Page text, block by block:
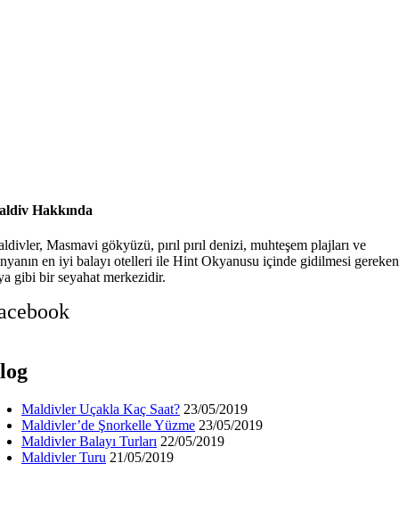
Hakkında
Masmavi gökyüzü, pırıl pırıl denizi, muhteşem plajları ve
en iyi balayı otelleri ile Hint Okyanusu içinde gidilmesi gereken
gibi bir seyahat merkezidir.
Maldivler Uçakla Kaç Saat? 23/05/2019
Maldivler’de Şnorkelle Yüzme 23/05/2019
Maldivler Balayı Turları 22/05/2019
Maldivler Turu 21/05/2019